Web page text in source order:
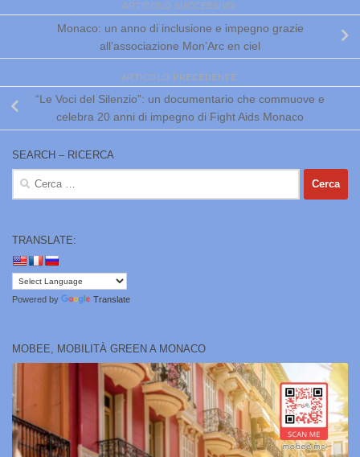
ARTICOLO SUCCESSIVO
Monaco: un anno di inclusione e impegno grazie
all’associazione Mon’Arc en ciel
ARTICOLO PRECEDENTE
“Le Voci del Silenzio”: un documentario che commuove e
celebra 20 anni di impegno di Fight Aids Monaco
SEARCH – RICERCA
Ricerca
TRANSLATE:
Powered by Translate
MOBEE, MOBILITÀ GREEN A MONACO